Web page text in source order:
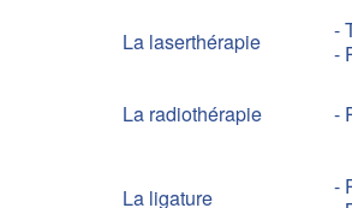
La laserthérapie
-
-
La radiothérapie -
La ligature
-